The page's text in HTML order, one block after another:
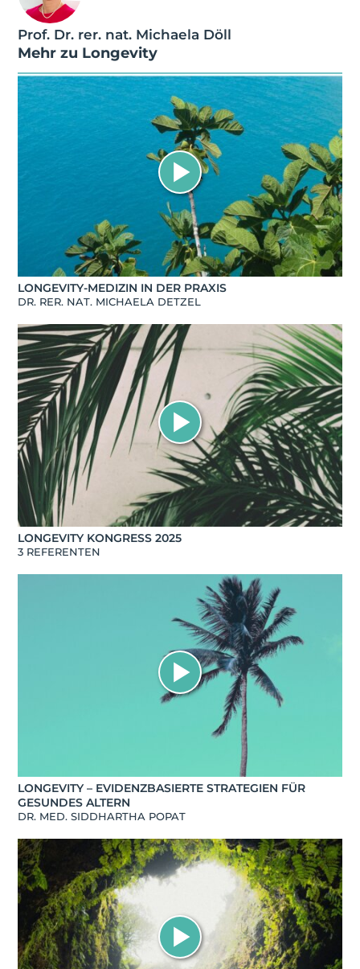
Prof. Dr. rer. nat. Michaela Döll
Mehr zu Longevity
LONGEVITY-MEDIZIN IN DER PRAXIS
DR. RER. NAT. MICHAELA DETZEL
LONGEVITY KONGRESS 2025
3 REFERENTEN
LONGEVITY – EVIDENZBASIERTE STRATEGIEN FÜR
GESUNDES ALTERN
DR. MED. SIDDHARTHA POPAT